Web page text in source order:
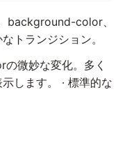
background-color、
トランジション。
微妙な変化。多く
します。 · 標準的な